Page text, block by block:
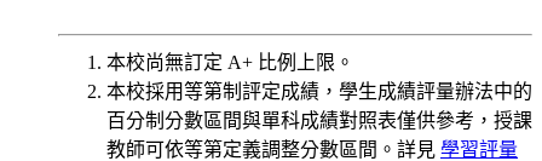
本校尚無訂定 A+ 比例上限。
本校採用等第制評定成績，學生成績評量辦法中的
百分制分數區間與單科成績對照表僅供參考，授課
教師可依等第定義調整分數區間。詳見 學習評量